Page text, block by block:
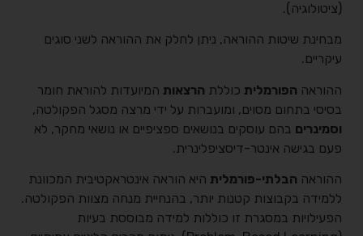
(ציטולוגיה).
מבחינת שיטות ההוראה, ניתן לחלק את ההוראה לשני סוגים
עיקריים.
ההוראה הפורמלית כוללת הרצאות המיועדות להוראת חומר
בסיסי בתחום מסוים, ומועברות על ידי מרצה מסגל הפקולטה,
וסמינרים בהם עוסקים בנושאים ספציפיים או נושאי מחקר, לא
פעם בגישה אינטר-דיסציפלינרית.
ההוראה הבלתי-פורמלית היא הוראה אינטראקטיבית המכוונת
ללמידה בקבוצות קטנות יותר, בהנחיית מנחה מצוות הפקולטה.
הפעילויות במסגרת זו כוללות למידה מבוססת בעיות